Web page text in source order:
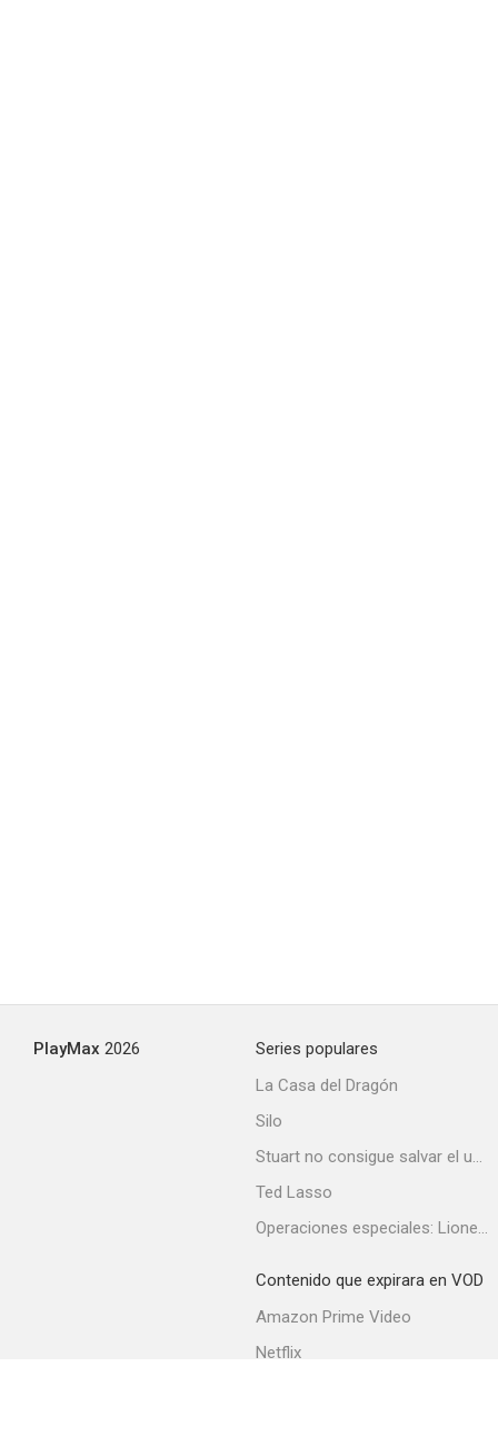
PlayMax 2026
Series populares
La Casa del Dragón
Silo
Stuart no consigue salvar el universo
Ted Lasso
Operaciones especiales: Lioness
Contenido que expirara en VOD
Amazon Prime Video
Netflix